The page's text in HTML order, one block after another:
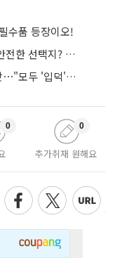
수품 등장이오!
이것저것 '다 되는' 스트레이 키즈⋯"안전한 선택지? 도전이 재밌죠"
나우즈, 올여름 물들일 '제로섹시'의 맛⋯"모두 '입덕'시킬 것"
0
추가취재 원해요
0